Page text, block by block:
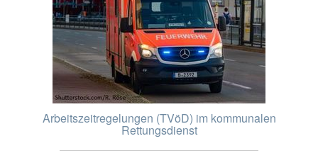
Arbeitszeitregelungen (TVöD) im kommunalen
Rettungsdienst